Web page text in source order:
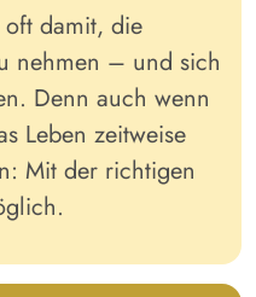
damit, die
nehmen – und sich
Denn auch wenn
Leben zeitweise
Mit der richtigen